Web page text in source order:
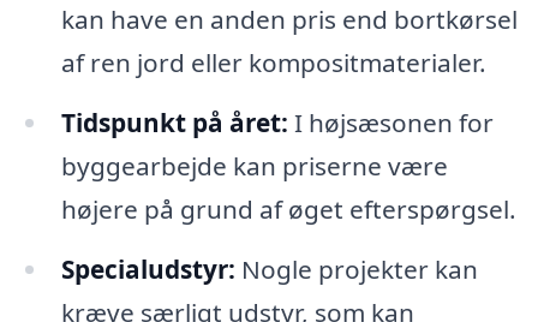
kan have en anden pris end bortkørsel
af ren jord eller kompositmaterialer.
Tidspunkt på året: I højsæsonen for
byggearbejde kan priserne være
højere på grund af øget efterspørgsel.
Specialudstyr: Nogle projekter kan
kræve særligt udstyr, som kan